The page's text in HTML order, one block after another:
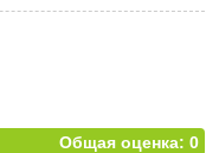
Общая оценка: 0